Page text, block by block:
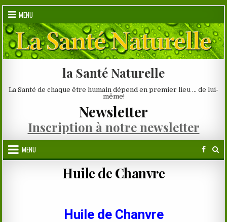
Skip
content
MENU
la Santé Naturelle
La Santé de chaque être humain dépend en premier lieu … de lui-
même!
Newsletter
Inscription à notre newsletter
MENU
Huile de Chanvre
Huile de Chanvre